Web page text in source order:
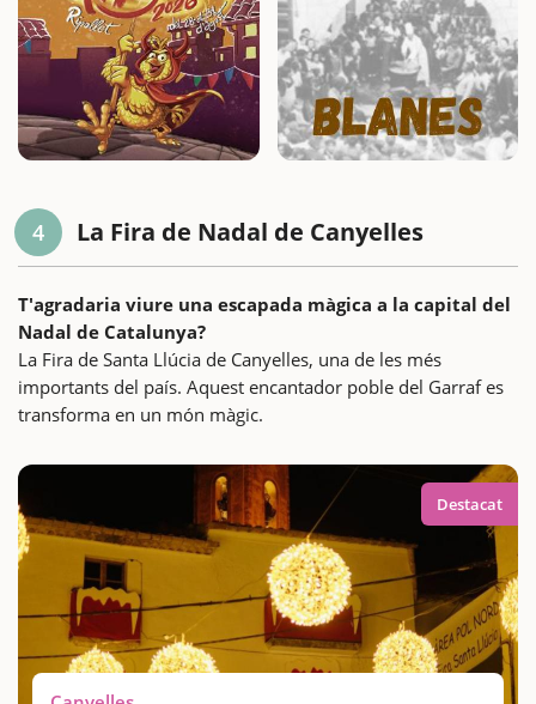
4 La Fira de Nadal de Canyelles
T'agradaria viure una escapada màgica a la capital del
Nadal de Catalunya?
La Fira de Santa Llúcia de Canyelles, una de les més
importants del país. Aquest encantador poble del Garraf es
transforma en un món màgic.
Destacat